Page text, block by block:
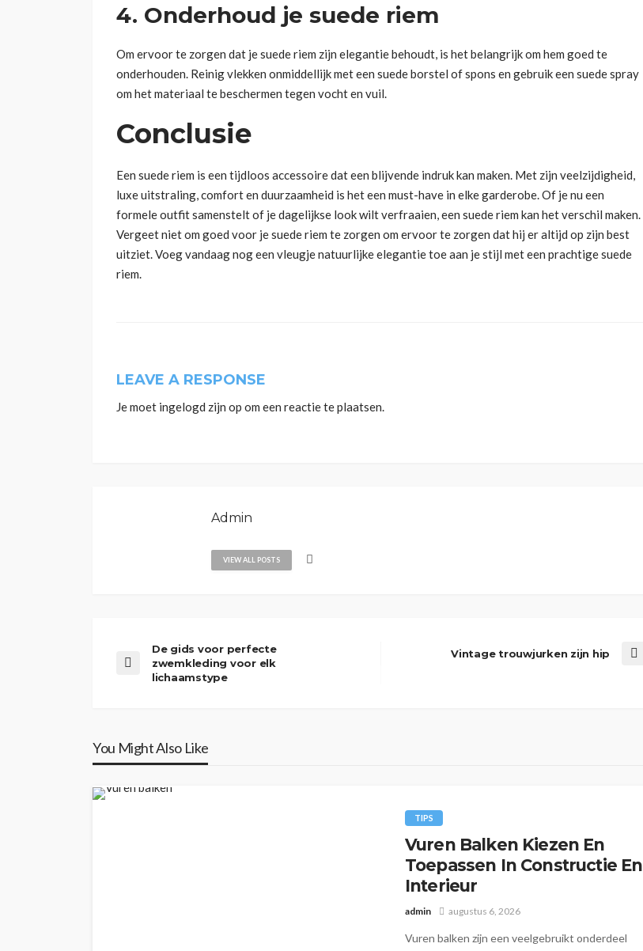
4. Onderhoud je suede riem
Om ervoor te zorgen dat je suede riem zijn elegantie behoudt, is het belangrijk om hem goed te
onderhouden. Reinig vlekken onmiddellijk met een suede borstel of spons en gebruik een suede spray
om het materiaal te beschermen tegen vocht en vuil.
Conclusie
Een suede riem is een tijdloos accessoire dat een blijvende indruk kan maken. Met zijn veelzijdigheid,
luxe uitstraling, comfort en duurzaamheid is het een must-have in elke garderobe. Of je nu een
formele outfit samenstelt of je dagelijkse look wilt verfraaien, een suede riem kan het verschil maken.
Vergeet niet om goed voor je suede riem te zorgen om ervoor te zorgen dat hij er altijd op zijn best
uitziet. Voeg vandaag nog een vleugje natuurlijke elegantie toe aan je stijl met een prachtige suede
riem.
LEAVE A RESPONSE
Je moet ingelogd zijn op om een reactie te plaatsen.
Admin
VIEW ALL POSTS
De gids voor perfecte
zwemkleding voor elk
lichaamstype
Vintage trouwjurken zijn hip
You Might Also Like
TIPS
Vuren Balken Kiezen En
Toepassen In Constructie En
Interieur
admin augustus 6, 2026
Vuren balken zijn een veelgebruikt onderdeel